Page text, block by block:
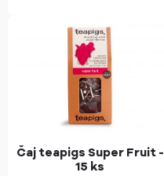
Čaj teapigs Super Fruit -
15 ks